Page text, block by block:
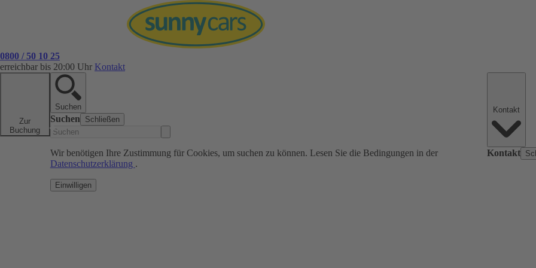
0800 / 50 10 25
erreichbar bis 20:00 Uhr Kontakt
Zur
Buchung
Suchen
Suchen Schließen
Wir benötigen Ihre Zustimmung für Cookies, um suchen zu können. Lesen Sie die Bedingungen in der
Datenschutzerklärung .
Einwilligen
Kontakt